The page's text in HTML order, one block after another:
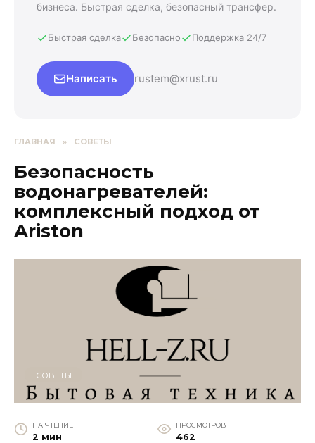
бизнеса. Быстрая сделка, безопасный трансфер.
Быстрая сделка Безопасно Поддержка 24/7
Написать rustem@xrust.ru
ГЛАВНАЯ » СОВЕТЫ
Безопасность
водонагревателей:
комплексный подход от
Ariston
СОВЕТЫ
НА ЧТЕНИЕ
2 мин
ПРОСМОТРОВ
462